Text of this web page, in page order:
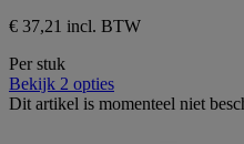
€ 37,21 incl. BTW
Per stuk
Bekijk 2 opties
Dit artikel is momenteel niet